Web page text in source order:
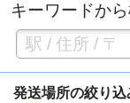
キーワードか
発送場所の絞り込